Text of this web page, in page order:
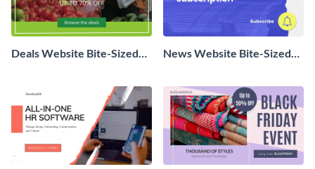
Deals Website Bite-Sized
News Website Bite-Sized